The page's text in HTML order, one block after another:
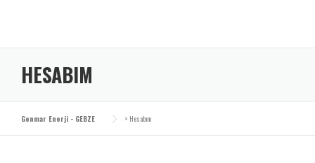
HESABIM
Genmar Enerji - GEBZE > Hesabım